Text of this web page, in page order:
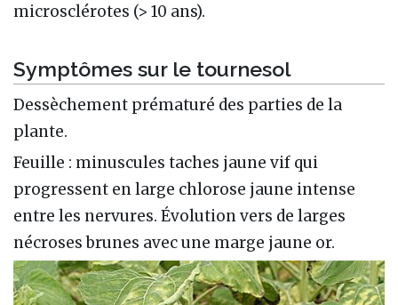
microsclérotes (> 10 ans).
Symptômes sur le tournesol
Dessèchement prématuré des parties de la
plante.
Feuille : minuscules taches jaune vif qui
progressent en large chlorose jaune intense
entre les nervures. Évolution vers de larges
nécroses brunes avec une marge jaune or.